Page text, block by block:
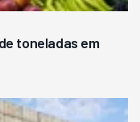
toneladas em